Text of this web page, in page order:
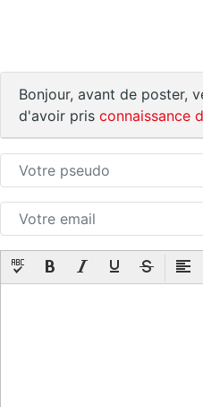
Bonjour, avant de poster,
d'avoir pris connaissance